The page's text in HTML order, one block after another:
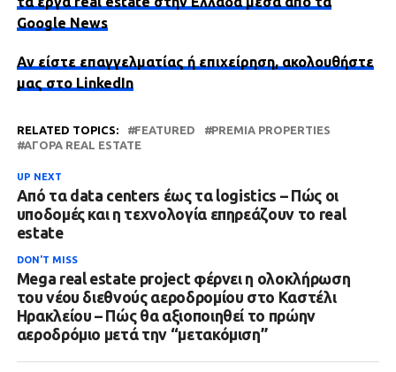
Google News
Αν είστε επαγγελματίας ή επιχείρηση, ακολουθήστε
μας στο LinkedIn
RELATED TOPICS: FEATURED
PREMIA PROPERTIES
ΑΓΟΡΆ REAL ESTATE
UP NEXT
Από τα data centers έως τα logistics – Πώς οι
υποδομές και η τεχνολογία επηρεάζουν το real
estate
DON'T MISS
Mega real estate project φέρνει η ολοκλήρωση
του νέου διεθνούς αεροδρομίου στο Καστέλι
Ηρακλείου – Πώς θα αξιοποιηθεί το πρώην
αεροδρόμιο μετά την “μετακόμιση”